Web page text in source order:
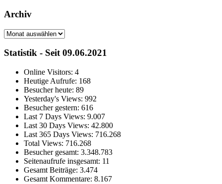
Archiv
Archiv
Statistik - Seit 09.06.2021
Online Visitors: 4
Heutige Aufrufe: 168
Besucher heute: 89
Yesterday's Views: 992
Besucher gestern: 616
Last 7 Days Views: 9.007
Last 30 Days Views: 42.800
Last 365 Days Views: 716.268
Total Views: 716.268
Besucher gesamt: 3.348.783
Seitenaufrufe insgesamt: 11
Gesamt Beiträge: 3.474
Gesamt Kommentare: 8.167